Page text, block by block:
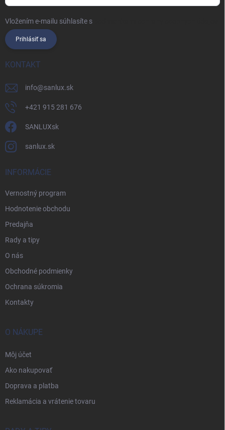
Vložením e-mailu súhlasíte s
Prihlásiť sa
KONTAKT
info@sanlux.sk
+421 915 281 676
SANLUXsk
sanlux.sk
INFORMÁCIE
Vernostný program
Hodnotenie obchodu
Predajňa
Rady a tipy
O nás
Obchodné podmienky
Ochrana súkromia
Kontakty
O NÁKUPE
Môj účet
Ako nakupovať
Doprava a platba
Reklamácia a vrátenie tovaru